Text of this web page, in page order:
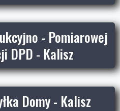
- Pomiarowej
DPD - Kalisz
Domy - Kalisz